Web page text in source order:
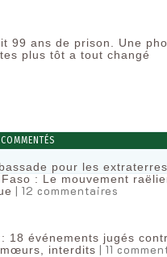
99 ans de prison. Une
plus tôt a tout changé
pour les
: Le mouvement
| 12 commentaires
18 événements jugés
interdits | 11